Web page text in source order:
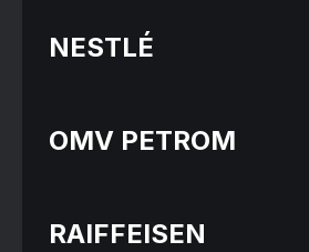
NESTLÉ
OMV PETROM
RAIFFEISEN